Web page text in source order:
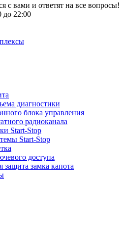
с вами и ответят на все вопросы!
до 22:00
диагностики
блока управления
радиоканала
Start-Stop
Start-Stop
доступа
защита замка капота